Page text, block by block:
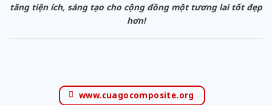
tăng tiện ích, sáng tạo cho cộng đồng một tương lai tốt đẹp
hơn!
www.cuagocomposite.org